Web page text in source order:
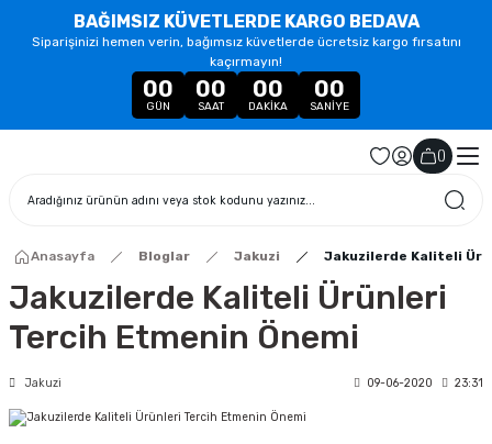
BAĞIMSIZ KÜVETLERDE KARGO BEDAVA
Siparişinizi hemen verin, bağımsız küvetlerde ücretsiz kargo fırsatını
kaçırmayın!
00
GÜN
00
SAAT
00
DAKIKA
00
SANIYE
()
Anasayfa Bloglar Jakuzi Jakuzilerde Kaliteli
Jakuzilerde Kaliteli Ürünleri
Tercih Etmenin Önemi
Jakuzi 09-06-2020 23:31